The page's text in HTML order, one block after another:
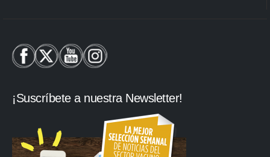
¡Suscríbete a nuestra Newsletter!